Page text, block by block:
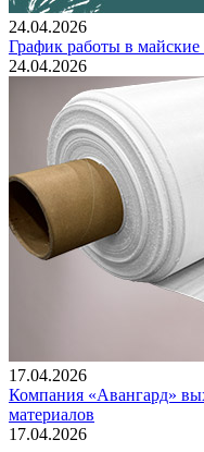
24.04.2026
График работы в
24.04.2026
17.04.2026
Компания «Авангард»
материалов
17.04.2026